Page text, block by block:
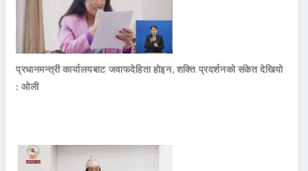
प्रधानमन्त्री कार्यालयबाट जवाफदेहिता होइन, शक्ति प्रदर्शनको संकेत देखियो
: ओली